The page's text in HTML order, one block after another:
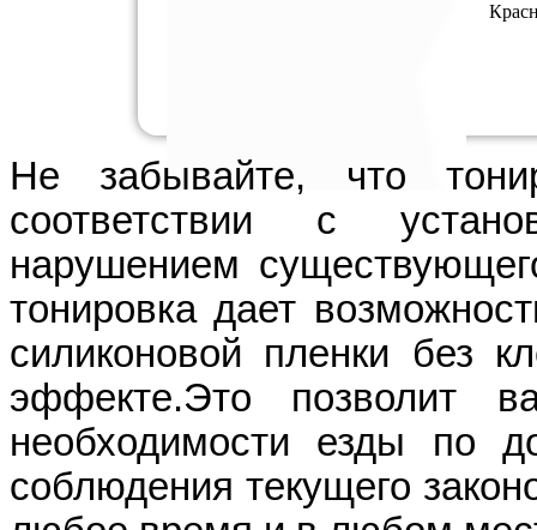
Не забывайте, что
соответствии с
нарушением
тонировка дает
силиконовой пленки без
эффекте.Это позволит
необходимости езды по
соблюдения текущего